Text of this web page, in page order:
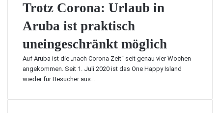
r
o
C
o
r
o
Trotz Corona: Urlaub in
Aruba ist praktisch
uneingeschränkt möglich
Auf Aruba ist die „nach Corona Zeit“ seit genau vier Wochen
angekommen. Seit 1. Juli 2020 ist das One Happy Island
wieder für Besucher aus…